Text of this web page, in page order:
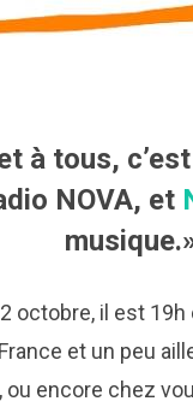
à tous,
NOVA, et
octobre, il est 19h
et un peu
encore chez